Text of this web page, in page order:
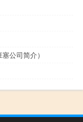
公司简介）